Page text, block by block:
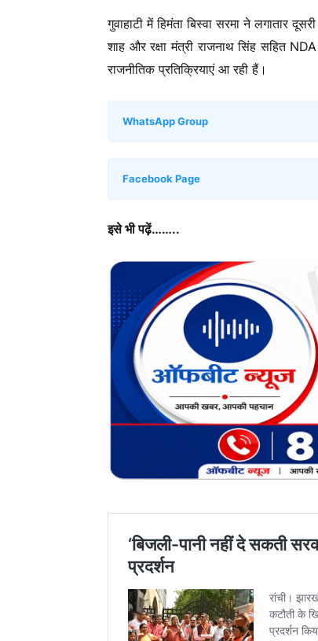
गुवाहाटी में हिमंता बिस्वा सरमा ने लगातार
शाह और रक्षा मंत्री राजनाथ सिंह सहित
राजनीतिक प्रतिक्रियाएं आ रही हैं।
WhatsApp Group
Facebook Page
इसे भी पढ़ें……..